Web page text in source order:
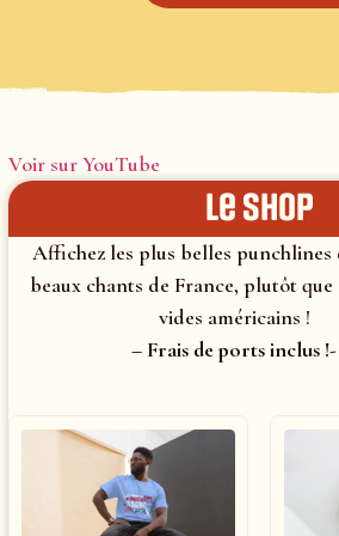
Voir sur YouTube
le shop
Affichez les plus belles punchlines
beaux chants de France, plutôt que
vides américains !
– Frais de ports inclus !-